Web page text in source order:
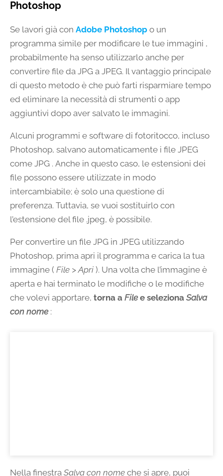
Photoshop
Se lavori già con Adobe Photoshop o un
programma simile per modificare le tue immagini ,
probabilmente ha senso utilizzarlo anche per
convertire file da JPG a JPEG. Il vantaggio principale
di questo metodo è che può farti risparmiare tempo
ed eliminare la necessità di strumenti o app
aggiuntivi dopo aver salvato le immagini.
Alcuni programmi e software di fotoritocco, incluso
Photoshop, salvano automaticamente i file JPEG
come JPG . Anche in questo caso, le estensioni dei
file possono essere utilizzate in modo
intercambiabile; è solo una questione di
preferenza. Tuttavia, se vuoi sostituirlo con
l’estensione del file .jpeg, è possibile.
Per convertire un file JPG in JPEG utilizzando
Photoshop, prima apri il programma e carica la tua
immagine ( File > Apri ). Una volta che l’immagine è
aperta e hai terminato le modifiche o le modifiche
che volevi apportare, torna a Filee seleziona Salva
con nome:
Nella finestra Salva con nome che si apre, puoi